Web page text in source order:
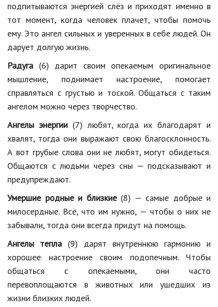
подпитываются энергией слёз и приходят именно в
тот момент, когда человек плачет, чтобы помочь
ему. Это ангел сильных и уверенных в себе людей. Он
дарует долгую жизнь.
Радуга (6) дарит своим опекаемым оригинальное
мышление, поднимает настроение, помогает
справляться с грустью и тоской. Общаться с таким
ангелом можно через творчество.
Ангелы энергии(7) любят, когда их благодарят и
хвалят, тогда они выражают свою благосклонность.
А вот грубые слова они не любят, могут обидеться.
Общаются с людьми через сны — подсказывают и
предупреждают.
Умершие родные и близкие(8) — самые добрые и
милосердные. Всё, что им нужно, — чтобы о них не
забывали, тогда они всегда придут на помощь.
Ангелы тепла (9) дарят внутреннюю гармонию и
хорошее настроение своим подопечным. Чтобы
общаться с опекаемыми, они часто
перевоплощаются в животных или ушедших из
жизни близких людей.